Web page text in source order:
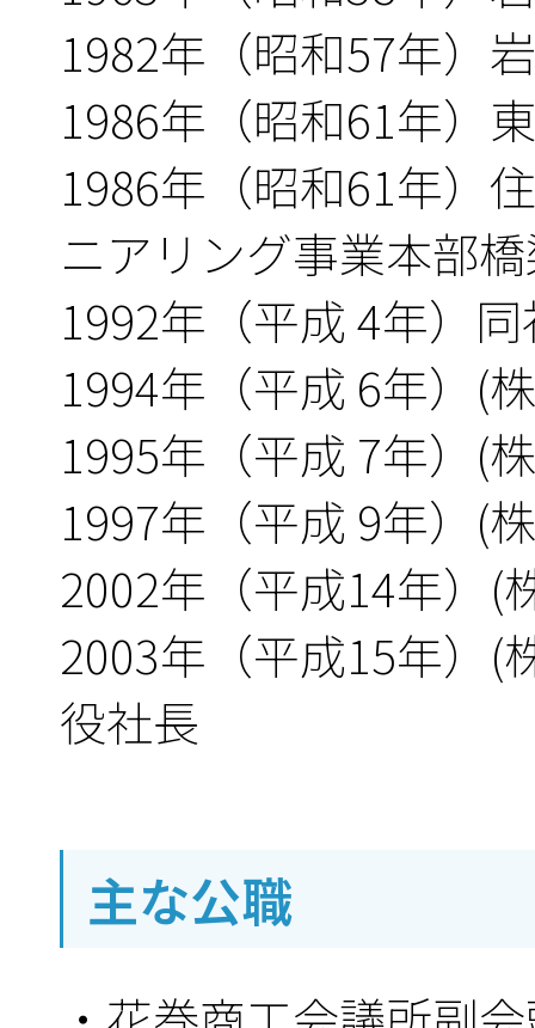
1982年（昭和57年）
1986年（昭和61年）
1986年（昭和61年）
ニアリング事業本部
1992年（平成 4年）
1994年（平成 6年）(
1995年（平成 7年）(
1997年（平成 9年）(
2002年（平成14年）(
2003年（平成15年）(
役社長
主な公職